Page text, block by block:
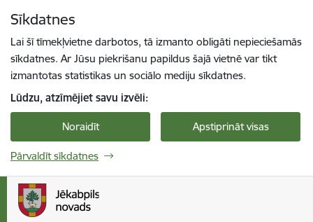
Sīkdatnes
Lai šī tīmekļvietne darbotos, tā izmanto obligāti nepieciešamās
sīkdatnes. Ar Jūsu piekrišanu papildus šajā vietnē var tikt
izmantotas statistikas un sociālo mediju sīkdatnes.
Lūdzu, atzīmējiet savu izvēli:
Noraidīt Apstiprināt visas
Pārvaldīt sīkdatnes